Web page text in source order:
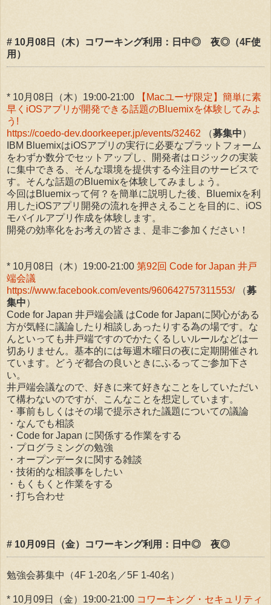
# 10月08日（木）コワーキング利用：日中◎ 夜◎（4F使
用）
* 10月08日（木）19:00-21:00
【Macユーザ限定】簡単に素
早くiOSアプリが開発できる話題のBluemixを体験してみよ
う!
https://coedo-dev.doorkeeper.jp/events/32462 （募集中）
IBM BluemixはiOSアプリの実行に必要なプラットフォーム
をわずか数分でセットアップし、開発者はロジックの実装
に集中できる、そんな環境を提供する今注目のサービスで
す。そんな話題のBluemixを体験してみましょう。
今回はBluemixって何？を簡単に説明した後、Bluemixを利
用したiOSアプリ開発の流れを押さえることを目的に、iOS
モバイルアプリ作成を体験します。
開発の効率化をお考えの皆さま、是非ご参加ください！
* 10月08日（木）19:00-21:00 第92回 Code for Japan 井戸
端会議
https://www.facebook.com/events/960642757311553/（募
集中）
Code for Japan 井戸端会議 はCode for Japanに関心がある
方が気軽に議論したり相談しあったりする為の場です。な
んといっても井戸端ですのでかたくるしいルールなどは一
切ありません。基本的には毎週木曜日の夜に定期開催され
ています。どうぞ都合の良いときにふるってご参加下さ
い。
井戸端会議なので、好きに来て好きなことをしていただい
て構わないのですが、こんなことを想定しています。
・事前もしくはその場で提示された議題についての議論
・なんでも相談
・Code for Japan に関係する作業をする
・プログラミングの勉強
・オープンデータに関する雑談
・技術的な相談事をしたい
・もくもくと作業をする
・打ち合わせ
# 10月09日（金）コワーキング利用：日中◎ 夜◎
勉強会募集中（4F 1-20名／5F 1-40名）
* 10月09日（金）19:00-21:00 コワーキング・セキュリティ